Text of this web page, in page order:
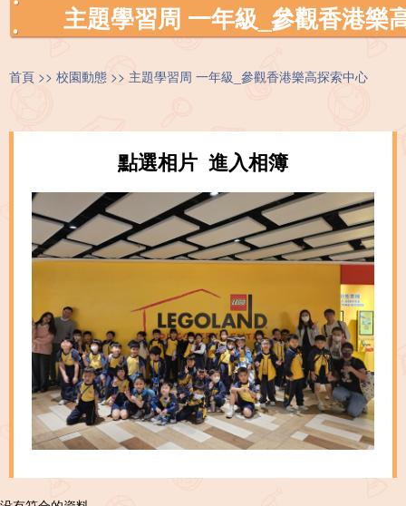
主題學習周 一年級_參觀香港樂
首頁 校園動態 主題學習周 一年級_參觀香港樂高探索中心
點選相片 進入相簿